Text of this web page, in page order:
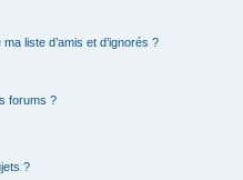
liste d’amis et d’ignorés ?
forums ?
?